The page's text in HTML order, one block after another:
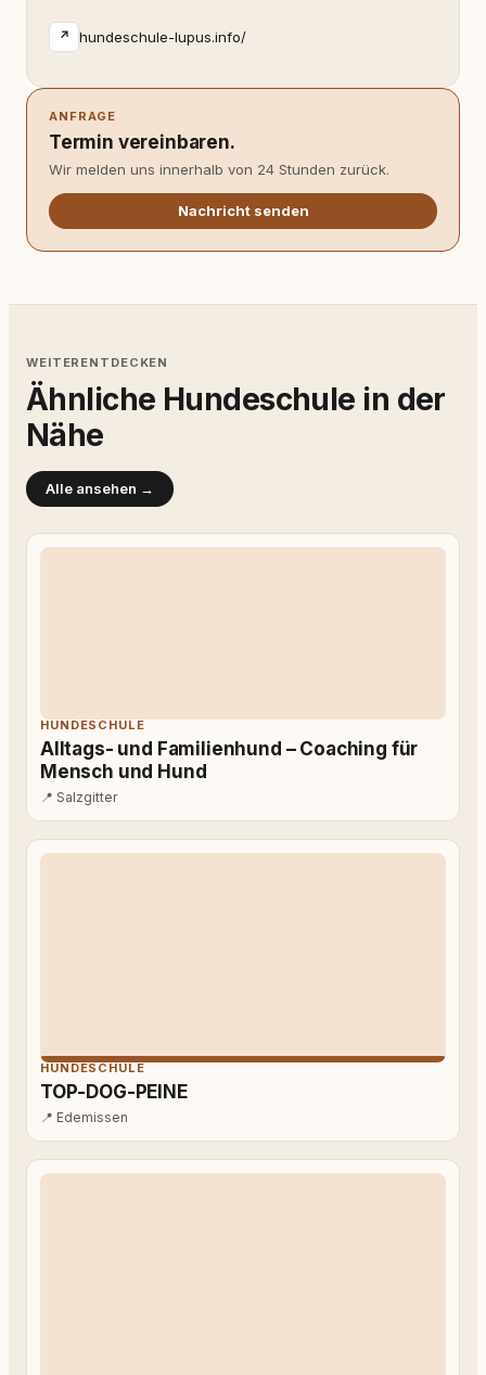
↗ hundeschule-lupus.info/
ANFRAGE
Termin vereinbaren.
Wir melden uns innerhalb von 24 Stunden zurück.
Nachricht senden
WEITERENTDECKEN
Ähnliche Hundeschule in der
Nähe
Alle ansehen →
HUNDESCHULE
Alltags- und Familienhund – Coaching für
Mensch und Hund
📍 Salzgitter
HUNDESCHULE
TOP-DOG-PEINE
📍 Edemissen